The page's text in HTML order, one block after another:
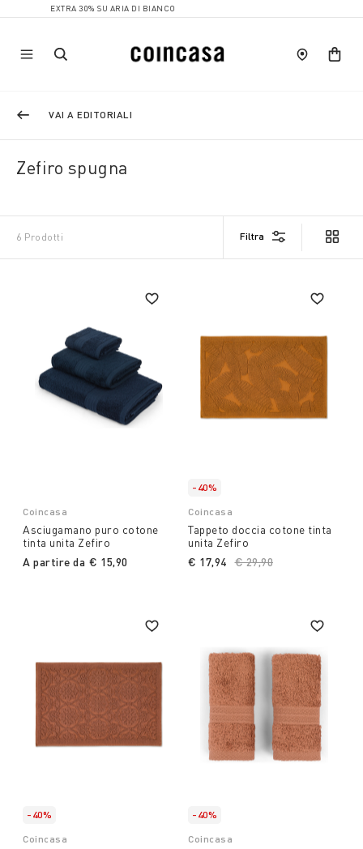
EXTRA 30% SU ARIA DI BIANCO
VAI A EDITORIALI
Zefiro spugna
6 Prodotti Filtra
Coincasa
Asciugamano puro cotone
tinta unita Zefiro
A partire da € 15,90
-40%
Coincasa
Tappeto doccia cotone tinta
unita Zefiro
Price reduced from
€ 29,90
€ 17,94
-40%
Coincasa
-40%
Coincasa